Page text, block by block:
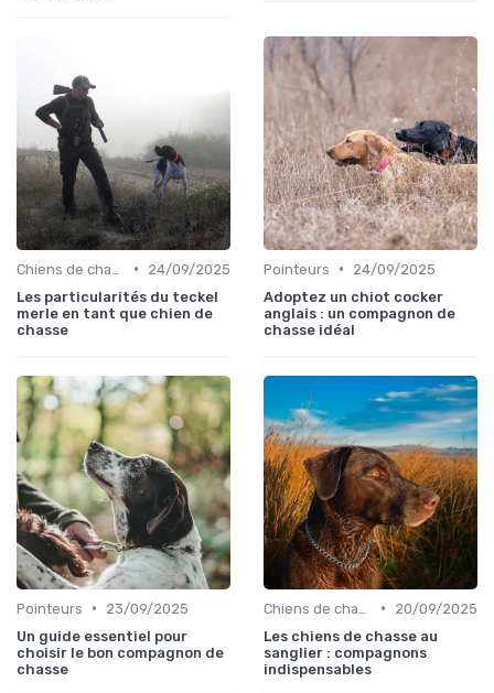
•
24/09/2025
Les particularités du teckel
merle en tant que chien de
chasse
Pointeurs •
24/09/2025
Adoptez un chiot cocker
anglais : un compagnon de
chasse idéal
Pointeurs •
23/09/2025
Un guide essentiel pour
choisir le bon compagnon de
chasse
•
20/09/2025
Les chiens de chasse au
sanglier : compagnons
indispensables